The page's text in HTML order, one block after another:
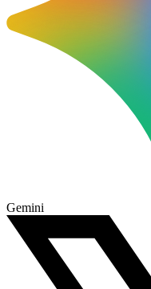
Gemini